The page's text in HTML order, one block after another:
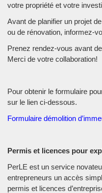
votre propriété et votre
Avant de planifier un projet
ou de rénovation, informez-
Prenez rendez-vous avant
Merci de votre collaboration!
Pour obtenir le formulaire
sur le lien ci-dessous.
Formulaire démolition
Permis et licences pour
PerLE est un service
entrepreneurs un accès
permis et licences